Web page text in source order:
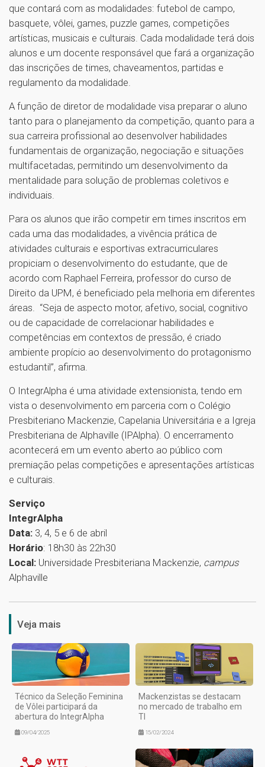
que contará com as modalidades: futebol de campo,
basquete, vôlei, games, puzzle games, competições
artísticas, musicais e culturais. Cada modalidade terá dois
alunos e um docente responsável que fará a organização
das inscrições de times, chaveamentos, partidas e
regulamento da modalidade.
A função de diretor de modalidade visa preparar o aluno
tanto para o planejamento da competição, quanto para a
sua carreira profissional ao desenvolver habilidades
fundamentais de organização, negociação e situações
multifacetadas, permitindo um desenvolvimento da
mentalidade para solução de problemas coletivos e
individuais.
Para os alunos que irão competir em times inscritos em
cada uma das modalidades, a vivência prática de
atividades culturais e esportivas extracurriculares
propiciam o desenvolvimento do estudante, que de
acordo com Raphael Ferreira, professor do curso de
Direito da UPM, é beneficiado pela melhoria em diferentes
áreas. “Seja de aspecto motor, afetivo, social, cognitivo
ou de capacidade de correlacionar habilidades e
competências em contextos de pressão, é criado
ambiente propício ao desenvolvimento do protagonismo
estudantil”, afirma.
O IntegrAlpha é uma atividade extensionista, tendo em
vista o desenvolvimento em parceria com o Colégio
Presbiteriano Mackenzie, Capelania Universitária e a Igreja
Presbiteriana de Alphaville (IPAlpha). O encerramento
acontecerá em um evento aberto ao público com
premiação pelas competições e apresentações artísticas
e culturais.
Serviço
IntegrAlpha
Data: 3, 4, 5 e 6 de abril
Horário: 18h30 às 22h30
Local: Universidade Presbiteriana Mackenzie, campus
Alphaville
Veja mais
Técnico da Seleção Feminina
de Vôlei participará da
abertura do IntegrAlpha
09/04/2025
Mackenzistas se destacam
no mercado de trabalho em
TI
15/02/2024